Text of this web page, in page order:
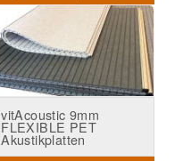
vitAcoustic 9mm
FLEXIBLE PET
Akustikplatten